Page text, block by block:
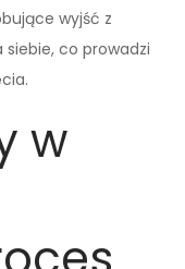
wyjść z
co prowadzi
w